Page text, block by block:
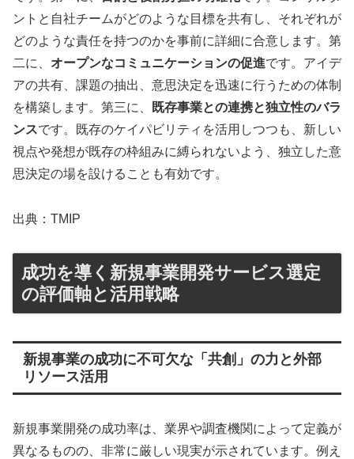
ントと自社チームがどのような目標を共有し、それぞれが
どのような責任を持つのかを事前に詳細に合意します。第
二に、 オープンなコミュニケーションの促進です。アイデ
アの共有、課題の抽出、意思決定を迅速に行うための体制
を構築します。第三に、
既存事業との連携と独立性のバラ
ンスです。既存のケイパビリティを活用しつつも、新しい
視点や発想が既存の枠組みに縛られないよう、独立した意
思決定の場を設けることも有効です。
出典：TMIP
成功を導く新規事業開発サービス選定
の評価軸と活用戦略
新規事業の成功に不可欠な「共創」の力と外部
リソース活用
新規事業開発の成功率は、業界や調査機関によって定義が
異なるものの、非常に厳しい現実が示されています。例え